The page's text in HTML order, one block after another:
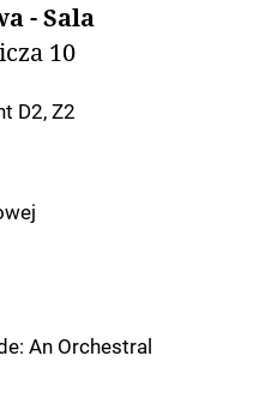
- Sala
10
D2, Z2
An Orchestral